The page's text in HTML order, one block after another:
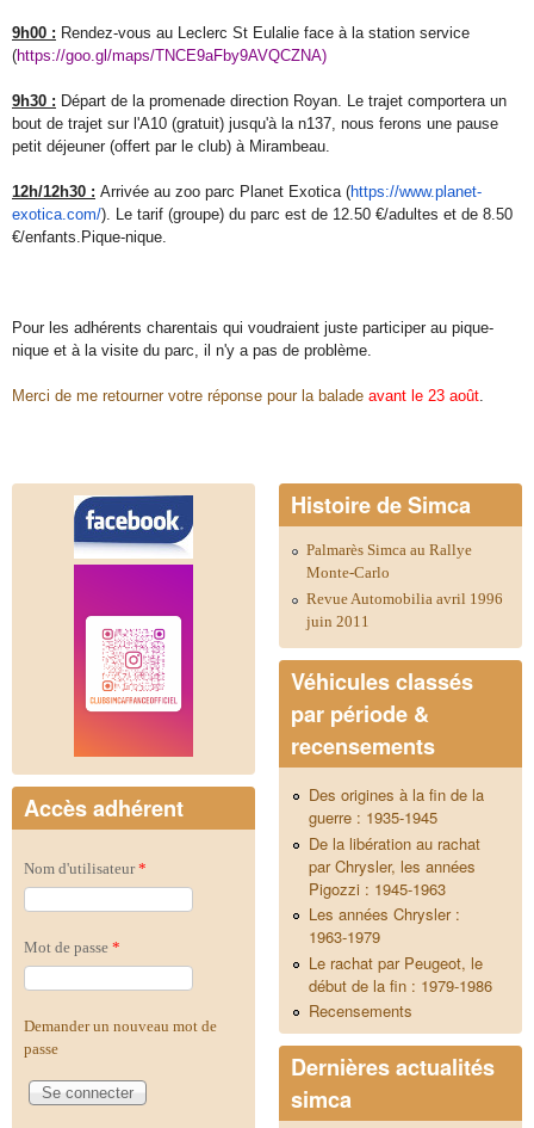
9h00 : Rendez-vous au Leclerc St Eulalie face à la station service
(https://goo.gl/maps/TNCE9aFby9AVQCZNA)
9h30 : Départ de la promenade direction Royan. Le trajet comportera un
bout de trajet sur l'A10 (gratuit) jusqu'à la n137, nous ferons une pause
petit déjeuner (offert par le club) à Mirambeau.
12h/12h30 : Arrivée au zoo parc Planet Exotica (https://www.planet-
exotica. com/). Le tarif (groupe) du parc est de 12.50 €/adultes et de 8.50
€/enfants.Pique-nique.
Pour les adhérents charentais qui voudraient juste participer au pique-
nique et à la visite du parc, il n'y a pas de problème.
Merci de me retourner votre réponse pour la balade avant le 23 août
Accès adhérent
Nom d'utilisateur*
Mot de passe *
Demander un nouveau mot de
passe
Histoire de Simca
Palmarès Simca au Rallye
Monte-Carlo
Revue Automobilia avril 1996
juin 2011
Véhicules classés
par période &
recensements
Des origines à la fin de la
guerre : 1935-1945
De la libération au rachat
par Chrysler, les années
Pigozzi : 1945-1963
Les années Chrysler :
1963-1979
Le rachat par Peugeot, le
début de la fin : 1979-1986
Recensements
Dernières actualités
simca